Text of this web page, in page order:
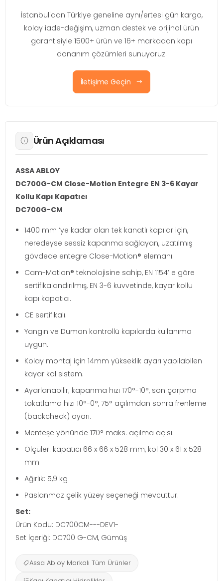
İstanbul'dan Türkiye geneline aynı/ertesi gün kargo,
kolay iade-değişim, uzman destek ve orijinal ürün
garantisiyle 1500+ ürün ve 16+ markadan kapı
donanım çözümleri sunuyoruz.
İletişime Geçin
Ürün Açıklaması
ASSA ABLOY
DC700G-CM Close-Motion Entegre EN 3-6 Kayar
Kollu Kapı Kapatıcı
DC700G-CM
1400 mm ‘ye kadar olan tek kanatlı kapılar için,
neredeyse sessiz kapanma sağlayan, uzatılmış
gövdede entegre Close-Motion® elemanı.
Cam-Motion® teknolojisine sahip, EN 1154’ e göre
sertifikalandırılmış, EN 3-6 kuvvetinde, kayar kollu
kapı kapatıcı.
CE sertifikalı.
Yangın ve Duman kontrollü kapılarda kullanıma
uygun.
Kolay montaj için 14mm yükseklik ayarı yapılabilen
kayar kol sistem.
Ayarlanabilir; kapanma hızı 170°-10°, son çarpma
tokatlama hızı 10°-0°, 75° açılımdan sonra frenleme
(backcheck) ayarı.
Menteşe yönünde 170° maks. açılma açısı.
Ölçüler: kapatıcı 66 x 66 x 528 mm, kol 30 x 61 x 528
mm
Ağırlık: 5,9 kg
Paslanmaz çelik yüzey seçeneği mevcuttur.
Set:
Ürün Kodu: DC700CM---DEV1-
Set İçeriği: DC700 G-CM, Gümüş
Assa Abloy Markalı Tüm Ürünler